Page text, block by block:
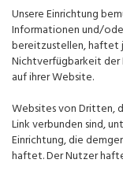
Unsere Einrichtung
Informationen und/
bereitzustellen, haftet
Nichtverfügbarkeit der
auf ihrer Website.
Websites von Dritten,
Link verbunden sind,
Einrichtung, die
haftet. Der Nutzer